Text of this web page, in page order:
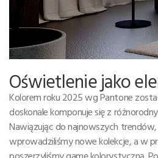
Oświetlenie jako
Kolorem roku 2025 wg Pantone
doskonale komponuje się z
Nawiązując do najnowszych
wprowadziliśmy nowe kolekcje, a w